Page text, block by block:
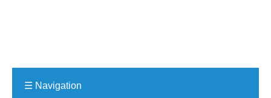
☰ Navigation